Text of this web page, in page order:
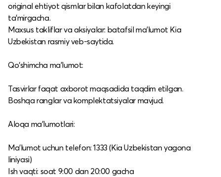
original ehtiyot qismlar bilan kafolatdan keyingi
ta’mirgacha.​
Maxsus takliflar va aksiyalar: batafsil ma’lumot Kia
Uzbekistan rasmiy veb-saytida.​
Qo‘shimcha ma’lumot:
Tasvirlar faqat axborot maqsadida taqdim etilgan.​
Boshqa ranglar va komplektatsiyalar mavjud.​
Aloqa ma’lumotlari:
Ma’lumot uchun telefon: 1333 (Kia Uzbekistan yagona
liniyasi)​
Ish vaqti: soat 9:00 dan 20:00 gacha​